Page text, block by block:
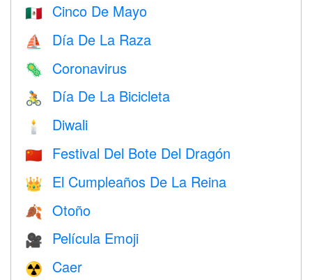
🇲🇽 Cinco De Mayo
⛵️ Día De La Raza
🦠 Coronavirus
🚴 Día De La Bicicleta
🕯 Diwali
🇨🇳 Festival Del Bote Del Dragón
👑 El Cumpleaños De La Reina
🍂 Otoño
🎥 Película Emoji
☢️ Caer